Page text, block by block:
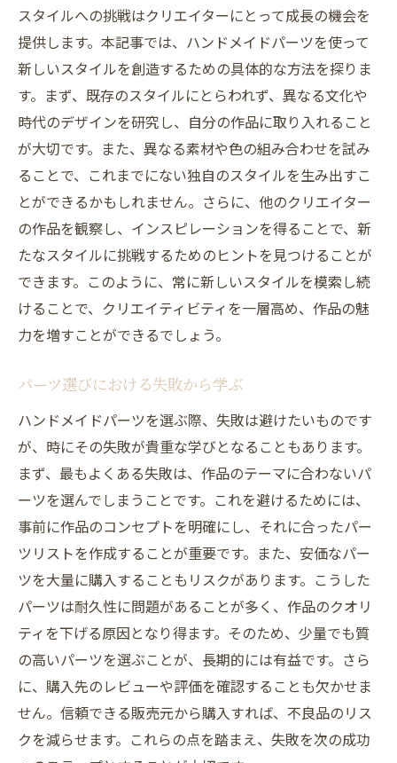
スタイルへの挑戦はクリエイターにとって成長の機会を
提供します。本記事では、ハンドメイドパーツを使って
新しいスタイルを創造するための具体的な方法を探りま
す。まず、既存のスタイルにとらわれず、異なる文化や
時代のデザインを研究し、自分の作品に取り入れること
が大切です。また、異なる素材や色の組み合わせを試み
ることで、これまでにない独自のスタイルを生み出すこ
とができるかもしれません。さらに、他のクリエイター
の作品を観察し、インスピレーションを得ることで、新
たなスタイルに挑戦するためのヒントを見つけることが
できます。このように、常に新しいスタイルを模索し続
けることで、クリエイティビティを一層高め、作品の魅
力を増すことができるでしょう。
パーツ選びにおける失敗から学ぶ
ハンドメイドパーツを選ぶ際、失敗は避けたいものです
が、時にその失敗が貴重な学びとなることもあります。
まず、最もよくある失敗は、作品のテーマに合わないパ
ーツを選んでしまうことです。これを避けるためには、
事前に作品のコンセプトを明確にし、それに合ったパー
ツリストを作成することが重要です。また、安価なパー
ツを大量に購入することもリスクがあります。こうした
パーツは耐久性に問題があることが多く、作品のクオリ
ティを下げる原因となり得ます。そのため、少量でも質
の高いパーツを選ぶことが、長期的には有益です。さら
に、購入先のレビューや評価を確認することも欠かせま
せん。信頼できる販売元から購入すれば、不良品のリス
クを減らせます。これらの点を踏まえ、失敗を次の成功